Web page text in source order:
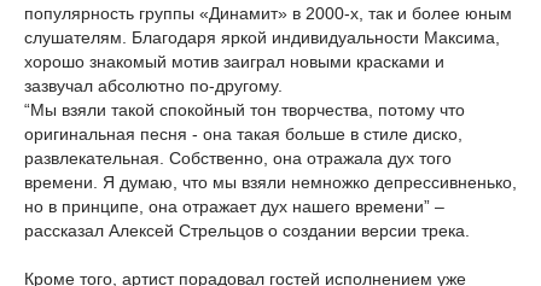
популярность группы «Динамит» в 2000-х, так и более юным
слушателям. Благодаря яркой индивидуальности Максима,
хорошо знакомый мотив заиграл новыми красками и
зазвучал абсолютно по-другому.
“Мы взяли такой спокойный тон творчества, потому что
оригинальная песня - она такая больше в стиле диско,
развлекательная. Собственно, она отражала дух того
времени. Я думаю, что мы взяли немножко депрессивненько,
но в принципе, она отражает дух нашего времени” –
рассказал Алексей Стрельцов о создании версии трека.
Кроме того, артист порадовал гостей исполнением уже